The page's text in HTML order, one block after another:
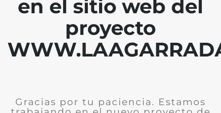
en el sitio web del
proyecto
Gracias por tu paciencia. Estamos